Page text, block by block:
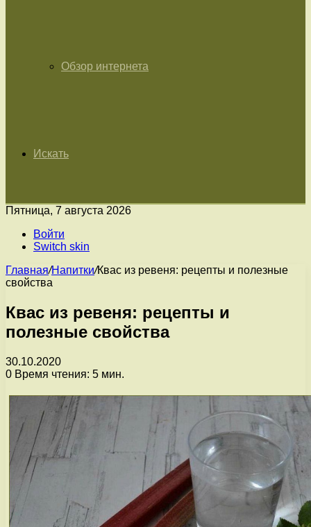
Обзор интернета
Искать
Пятница, 7 августа 2026
Войти
Switch skin
Главная/Напитки/Квас из ревеня: рецепты и полезные
свойства
Квас из ревеня: рецепты и
полезные свойства
30.10.2020
0 Время чтения: 5 мин.